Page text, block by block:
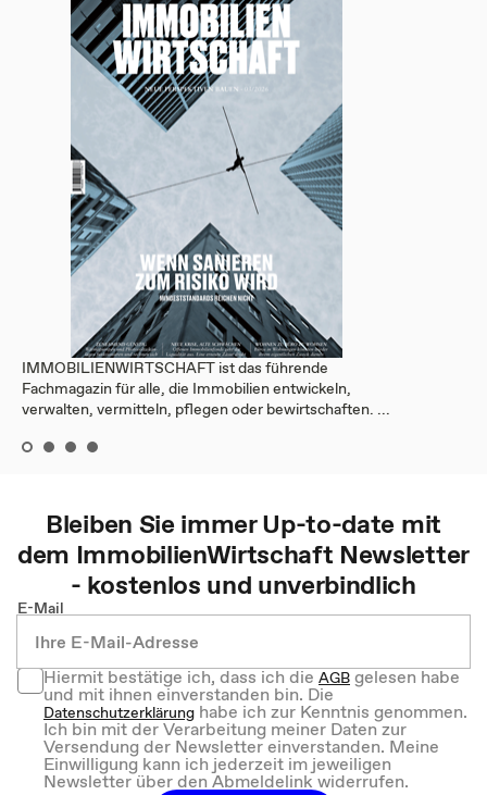
IMMOBILIENWIRTSCHAFT ist das führende
Fachmagazin für alle, die Immobilien entwickeln,
verwalten, vermitteln, pflegen oder bewirtschaften. ...
Bleiben Sie immer Up-to-date mit
dem ImmobilienWirtschaft Newsletter
- kostenlos und unverbindlich
E-Mail
Hiermit bestätige ich, dass ich dieAGBgelesen habe
und mit ihnen einverstanden bin. Die
Datenschutzerklärung habe ich zur Kenntnis genommen.
Ich bin mit der Verarbeitung meiner Daten zur
Versendung der Newsletter einverstanden. Meine
Einwilligung kann ich jederzeit im jeweiligen
Newsletter über den Abmeldelink widerrufen.